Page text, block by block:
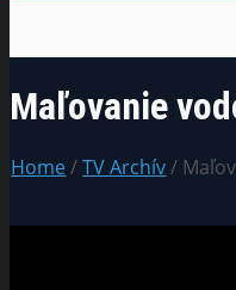
Maľovanie
Home/TV Archív/